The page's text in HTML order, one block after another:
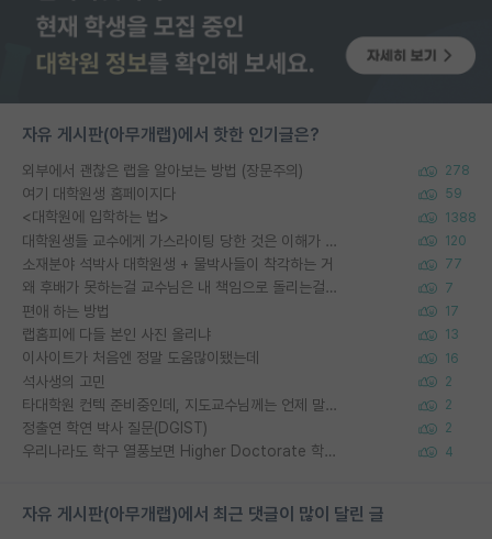
자유 게시판(아무개랩)에서 핫한 인기글은?
외부에서 괜찮은 랩을 알아보는 방법 (장문주의) 278
여기 대학원생 홈페이지다 59
<대학원에 입학하는 법> 1388
대학원생들 교수에게 가스라이팅 당한 것은 이해가 갑니다. 안타깝네요. 120
소재분야 석박사 대학원생 + 물박사들이 착각하는 거 77
왜 후배가 못하는걸 교수님은 내 책임으로 돌리는걸까요? 7
편애 하는 방법 17
랩홈피에 다들 본인 사진 올리냐 13
이사이트가 처음엔 정말 도움많이됐는데 16
석사생의 고민 2
타대학원 컨텍 준비중인데, 지도교수님께는 언제 말씀드려야 할까요? 2
정출연 학연 박사 질문(DGIST) 2
우리나라도 학구 열풍보면 Higher Doctorate 학위가 필요하다고 봅니다. 4
자유 게시판(아무개랩)에서 최근 댓글이 많이 달린 글